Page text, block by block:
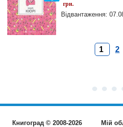
грн.
Відвантаження:
1 2
Книгоград © 2008-2026
Мій